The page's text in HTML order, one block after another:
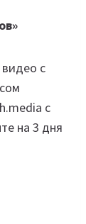
с
с
на 3 дня